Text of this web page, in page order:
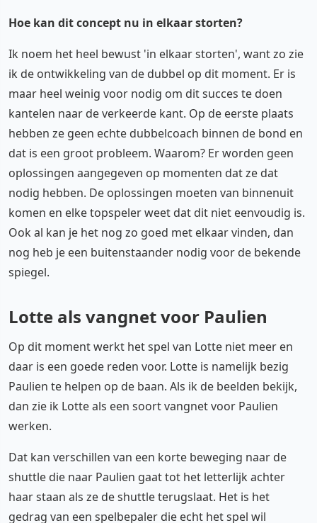
Hoe kan dit concept nu in elkaar storten?
Ik noem het heel bewust 'in elkaar storten', want zo zie
ik de ontwikkeling van de dubbel op dit moment. Er is
maar heel weinig voor nodig om dit succes te doen
kantelen naar de verkeerde kant. Op de eerste plaats
hebben ze geen echte dubbelcoach binnen de bond en
dat is een groot probleem. Waarom? Er worden geen
oplossingen aangegeven op momenten dat ze dat
nodig hebben. De oplossingen moeten van binnenuit
komen en elke topspeler weet dat dit niet eenvoudig is.
Ook al kan je het nog zo goed met elkaar vinden, dan
nog heb je een buitenstaander nodig voor de bekende
spiegel.
Lotte als vangnet voor Paulien
Op dit moment werkt het spel van Lotte niet meer en
daar is een goede reden voor. Lotte is namelijk bezig
Paulien te helpen op de baan. Als ik de beelden bekijk,
dan zie ik Lotte als een soort vangnet voor Paulien
werken.
Dat kan verschillen van een korte beweging naar de
shuttle die naar Paulien gaat tot het letterlijk achter
haar staan als ze de shuttle terugslaat. Het is het
gedrag van een spelbepaler die echt het spel wil